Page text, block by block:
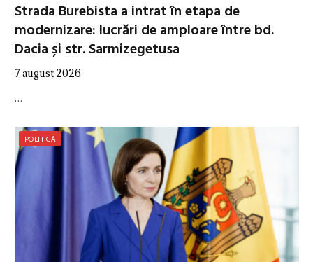
Strada Burebista a intrat în etapa de
modernizare: lucrări de amploare între bd.
Dacia și str. Sarmizegetusa
7 august 2026
…
POLITICĂ